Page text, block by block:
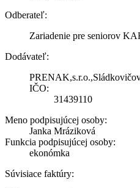
Odberateľ:
Zariadenie pre seniorov
Dodávateľ:
IČO:
31439110
Meno podpisujúcej osoby:
Janka Mráziková
Funkcia podpisujúcej osoby:
ekonómka
Súvisiace faktúry: